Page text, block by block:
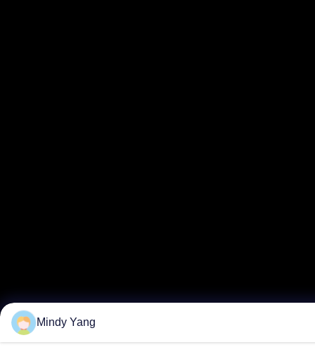
Mindy Yang